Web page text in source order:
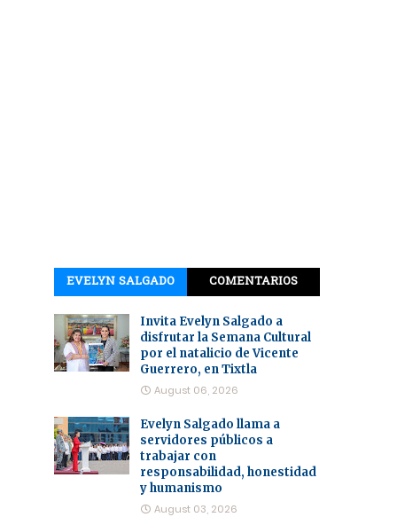
EVELYN SALGADO COMENTARIOS
Invita Evelyn Salgado a
disfrutar la Semana Cultural
por el natalicio de Vicente
Guerrero, en Tixtla
August 06, 2026
Evelyn Salgado llama a
servidores públicos a
trabajar con
responsabilidad, honestidad
y humanismo
August 03, 2026